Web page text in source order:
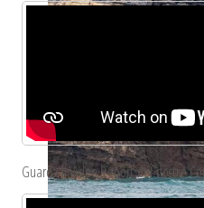
Guarda il Video Report del nostro